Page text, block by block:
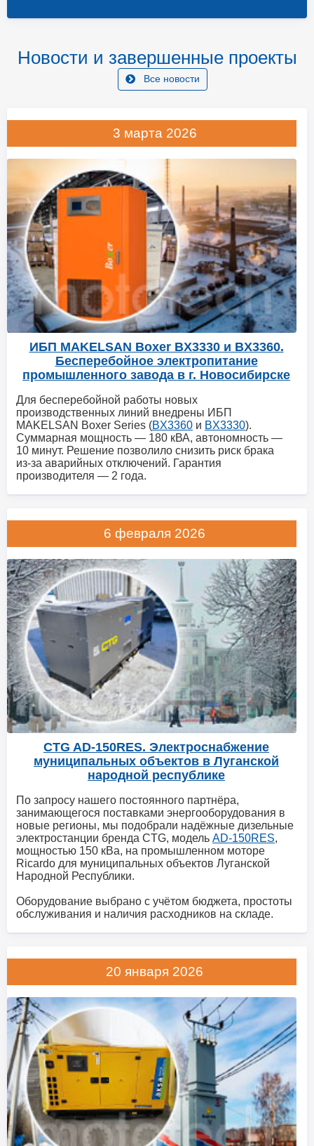
Новости и завершенные проекты
Все новости
3 марта 2026
ИБП MAKELSAN Boxer BX3330 и BX3360.
Бесперебойное электропитание
промышленного завода в г. Новосибирске
Для бесперебойной работы новых
производственных линий внедрены ИБП
MAKELSAN Boxer Series (BX3360 и BX3330).
Суммарная мощность — 180 кВА, автономность —
10 минут. Решение позволило снизить риск брака
из‑за аварийных отключений. Гарантия
производителя — 2 года.
6 февраля 2026
CTG AD-150RES. Электроснабжение
муниципальных объектов в Луганской
народной республике
По запросу нашего постоянного партнёра,
занимающегося поставками энергооборудования в
новые регионы, мы подобрали надёжные дизельные
электростанции бренда CTG, модель AD-150RES,
мощностью 150 кВа, на промышленном моторе
Ricardo для муниципальных объектов Луганской
Народной Республики.
Оборудование выбрано с учётом бюджета, простоты
обслуживания и наличия расходников на складе.
20 января 2026